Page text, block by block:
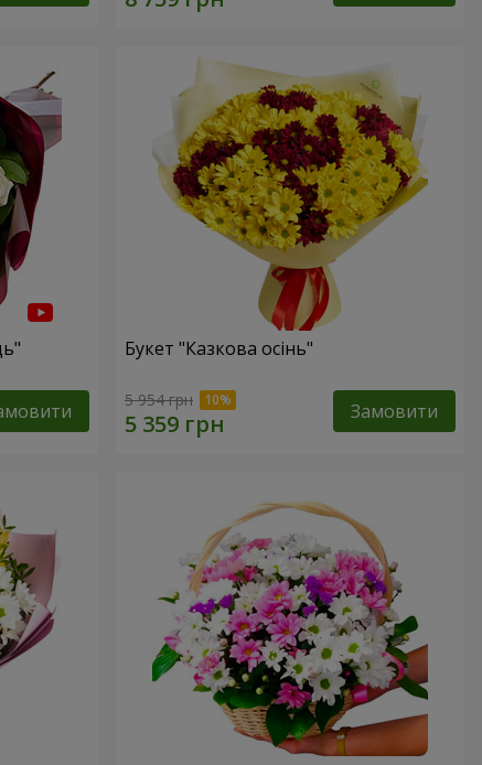
Букет "Казкова осінь"
5 954 грн Замовити